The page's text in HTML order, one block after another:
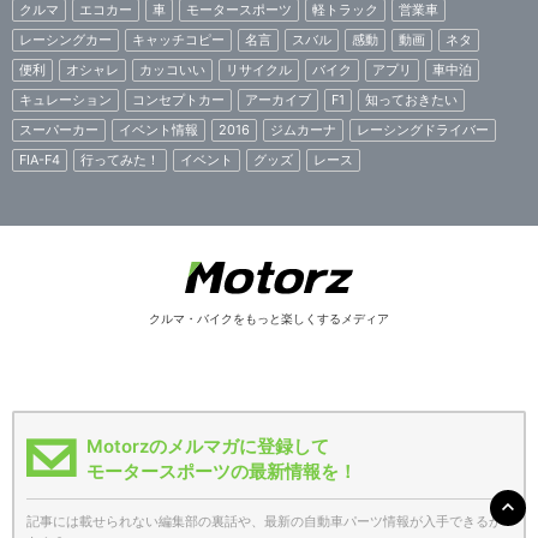
クルマ エコカー 車 モータースポーツ 軽トラック
営業車
レーシングカー
キャッチコピー 名言 スバル 感動 動画
ネタ
便利
オシャレ カッコいい リサイクル バイク アプリ
車中泊
キュレーション
コンセプトカー アーカイブ F1
知っておきたい
スーパーカー
イベント情報 2016 ジムカーナ
レーシングドライバー
FIA-F4
行ってみた！ イベント グッズ レース
クルマ・バイクをもっと楽しくするメディア
Motorzのメルマガに登録して
モータースポーツの最新情報を！
記事には載せられない編集部の裏話や、最新の自動車パーツ情報が入手できるか